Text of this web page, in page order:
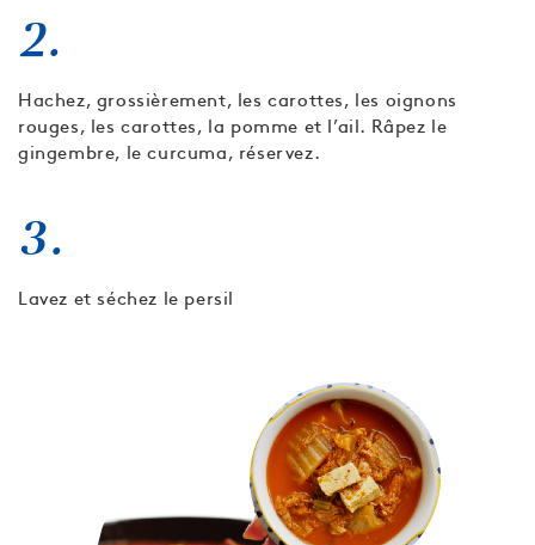
2.
Hachez, grossièrement, les carottes, les oignons
rouges, les carottes, la pomme et l’ail. Râpez le
gingembre, le curcuma, réservez.
3.
Lavez et séchez le persil